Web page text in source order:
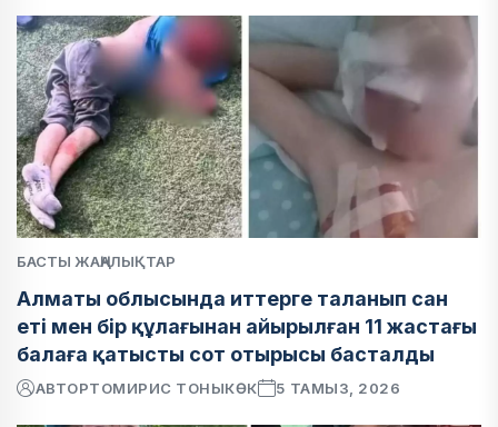
БАСТЫ ЖАҢАЛЫҚТАР
Алматы облысында иттерге таланып сан
еті мен бір құлағынан айырылған 11 жастағы
балаға қатысты сот отырысы басталды
АВТОРТОМИРИС ТОНЫКӨК 5 ТАМЫЗ, 2026